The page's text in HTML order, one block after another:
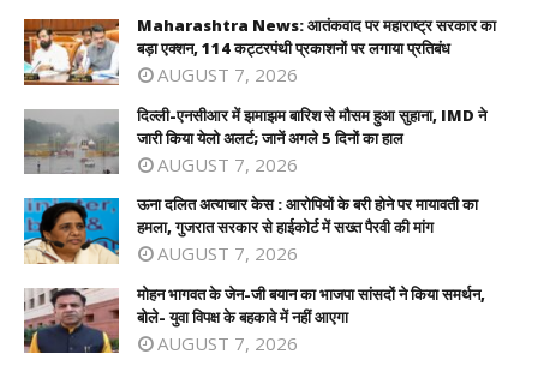
Maharashtra News: आतंकवाद पर महाराष्ट्र सरकार का
बड़ा एक्शन, 114 कट्टरपंथी प्रकाशनों पर लगाया प्रतिबंध
AUGUST 7, 2026
दिल्ली-एनसीआर में झमाझम बारिश से मौसम हुआ सुहाना, IMD ने
जारी किया येलो अलर्ट; जानें अगले 5 दिनों का हाल
AUGUST 7, 2026
ऊना दलित अत्याचार केस : आरोपियों के बरी होने पर मायावती का
हमला, गुजरात सरकार से हाईकोर्ट में सख्त पैरवी की मांग
AUGUST 7, 2026
मोहन भागवत के जेन-जी बयान का भाजपा सांसदों ने किया समर्थन,
बोले- युवा विपक्ष के बहकावे में नहीं आएगा
AUGUST 7, 2026